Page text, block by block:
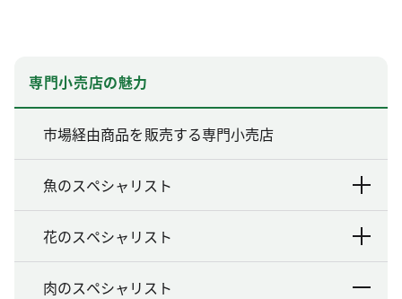
専門小売店の魅力
市場経由商品を販売する専門小売店
魚のスペシャリスト
花のスペシャリスト
肉のスペシャリスト